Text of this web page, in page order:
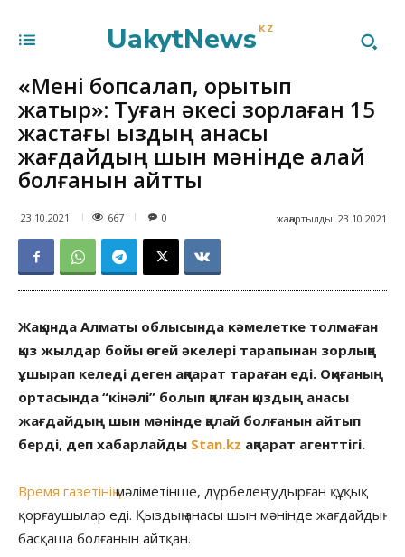
UakytNews KZ
«Мені бопсалап, қорқытып
жатыр»: Туған әкесі зорлаған 15
жастағы қыздың анасы
жағдайдың шын мәнінде қалай
болғанын айтты
23.10.2021 667 жаңартылды: 23.10.2021
0
Жақында Алматы облысында кәмелетке толмаған
қыз жылдар бойы өгей әкелері тарапынан зорлыққа
ұшырап келеді деген ақпарат тараған еді. Оқиғаның
ортасында “кінәлі” болып қалған қыздың анасы
жағдайдың шын мәнінде қалай болғанын айтып
берді, деп хабарлайды Stan.kz ақпарат агенттігі.
Время газетініңмәліметінше, дүрбелең тудырған құқық
қорғаушылар еді. Қыздың анасы шын мәнінде жағдайдың
басқаша болғанын айтқан.